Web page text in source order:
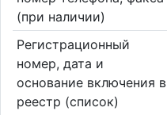
(при наличии)
Регистрационный
номер, дата и
основание включения в
реестр (список)